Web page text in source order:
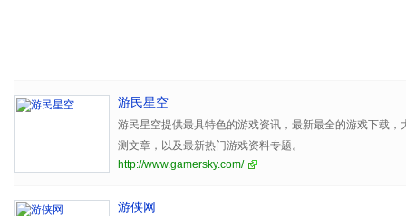
游民星空
游民星空提供最具特色的游戏资讯，最新最全的游戏下载，
测文章，以及最新热门游戏资料专题。
http://www.gamersky.com/
游侠网